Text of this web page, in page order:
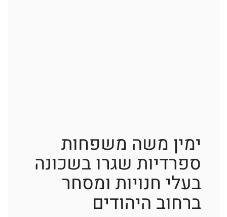
ימין משה משפחות
ספרדיות שגרו בשכונה
בעלי חנויות ומסחר
ברחוב היהודים